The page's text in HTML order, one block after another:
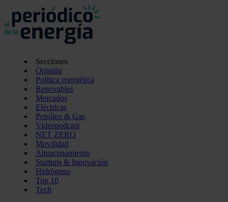
Secciones
Opinión
Política energética
Renovables
Mercados
Eléctricas
Petróleo & Gas
Videopodcast
NET ZERO
Movilidad
Almacenamiento
Startups & Innovación
Hidrógeno
Top 10
Tech